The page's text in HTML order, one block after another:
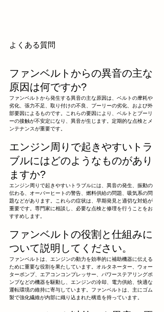
よくある質問
ファンベルトからの異音の主な
原因は何ですか?
ファンベルトから発生する異音の主な原因は、ベルトの摩耗や
劣化、張力不足、取り付けの不良、プーリーの劣化、および外
部要因によるものです。これらの要因により、ベルトとプーリ
ーの接触が不安定になり、異音が生じます。定期的な点検とメ
ンテナンスが重要です。
エンジン周りで起きやすいトラ
ブルにはどのようなものがあり
ますか?
エンジン周りで起きやすいトラブルには、異音の発生、振動の
伝わる、オーバーヒートの警告、燃料供給の問題、吸気系の問
題などがあります。これらの症状は、早期発見と適切な対処が
重要です。専門家に相談し、必要な点検と修理を行うことをお
すすめします。
ファンベルトの役割と仕組みに
ついて説明してください。
ファンベルトは、エンジンの動力を効率的に補助機器に伝える
ために重要な役割を果たしています。オルタネーター、ウォー
ターポンプ、エアコンコンプレッサー、パワーステアリングポ
ンプなどの機器を駆動し、エンジンの冷却、電力供給、快適な
運転環境の維持に寄与しています。ファンベルトは、主にゴム
製で強化繊維が内部に織り込まれた構造を持っています。